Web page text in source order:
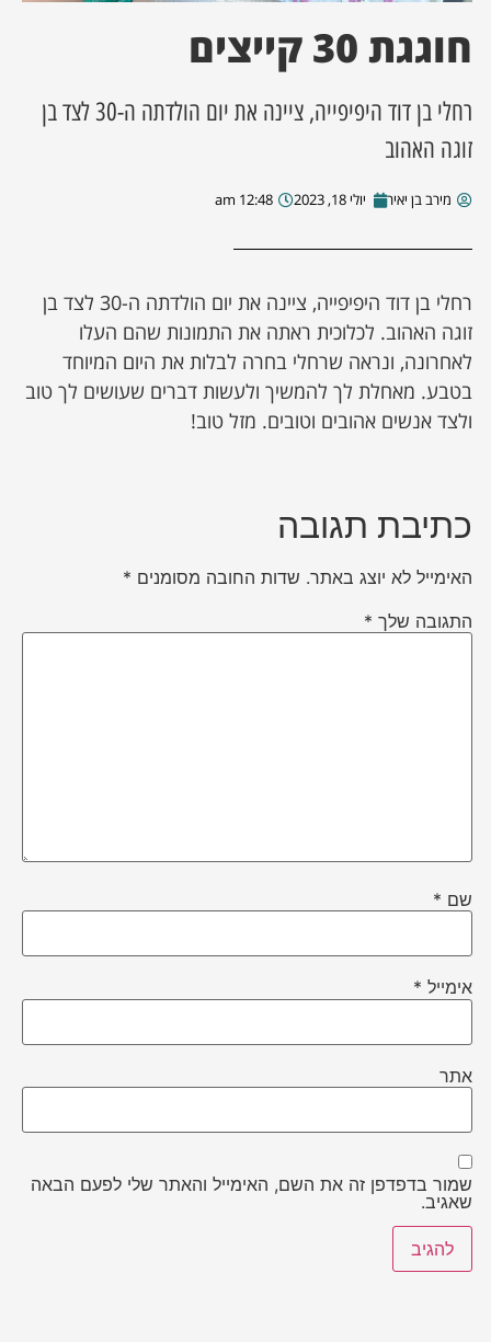
מסע מלחמה
השבוע
חוגגת 30 קייצים
רחלי בן דוד היפיפייה, ציינה את יום הולדתה ה-30 לצד בן
זוגה האהוב
מירב בן יאיר יולי 18, 2023 12:48 am
רחלי בן דוד היפיפייה, ציינה את יום הולדתה ה-30 לצד בן
זוגה האהוב. לכלוכית ראתה את התמונות שהם העלו
לאחרונה, ונראה שרחלי בחרה לבלות את היום המיוחד
בטבע. מאחלת לך להמשיך ולעשות דברים שעושים לך טוב
ולצד אנשים אהובים וטובים. מזל טוב!
כתיבת תגובה
האימייל לא יוצג באתר. שדות החובה מסומנים *
התגובה שלך *
שם *
אימייל *
אתר
שמור בדפדפן זה את השם, האימייל והאתר שלי לפעם הבאה
שאגיב.